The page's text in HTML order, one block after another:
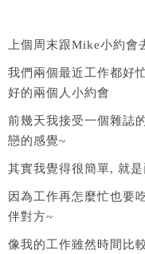
上個周末跟Mike小約會
我們兩個最近工作都好
好的兩個人小約會
前幾天我接受一個雜誌
戀的感覺~
其實我覺得很簡單, 就
因為工作再怎麼忙也要
伴對方~
像我的工作雖然時間比